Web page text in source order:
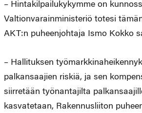
– Hintakilpailukykymme on
Valtionvarainministeriö totesi
AKT:n puheenjohtaja Ismo Kokko
– Hallituksen
palkansaajien riskiä, ja sen
siirretään työnantajilta
kasvatetaan, Rakennusliiton